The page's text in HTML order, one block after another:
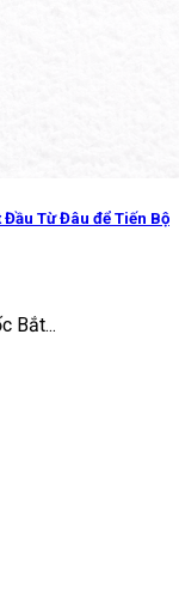
Từ Đâu để Tiến Bộ
Bắt...